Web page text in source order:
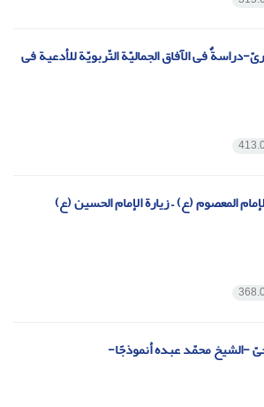
دراسةٌ فی الآفاق الجمالیّة التّربویّة للأدعیة فی
المعصوم (ع) – زیارة الإمام الحسین (ع)
-الشیخ محمّد عبده أنموذجًا-